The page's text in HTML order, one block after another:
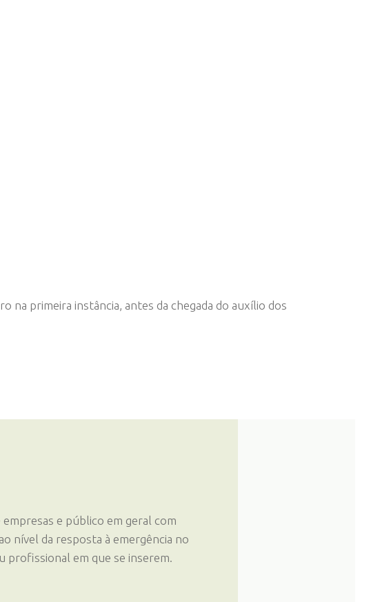
primeira instância, antes da chegada do auxílio dos
e público em geral com
nível da resposta à emergência no
profissional em que se inserem.